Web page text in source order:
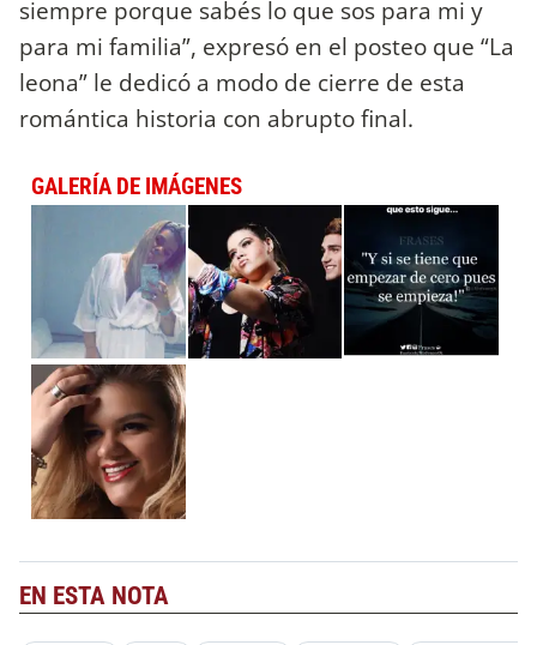
siempre porque sabés lo que sos para mi y
para mi familia”, expresó en el posteo que “La
leona” le dedicó a modo de cierre de esta
romántica historia con abrupto final.
GALERÍA DE IMÁGENES
EN ESTA NOTA